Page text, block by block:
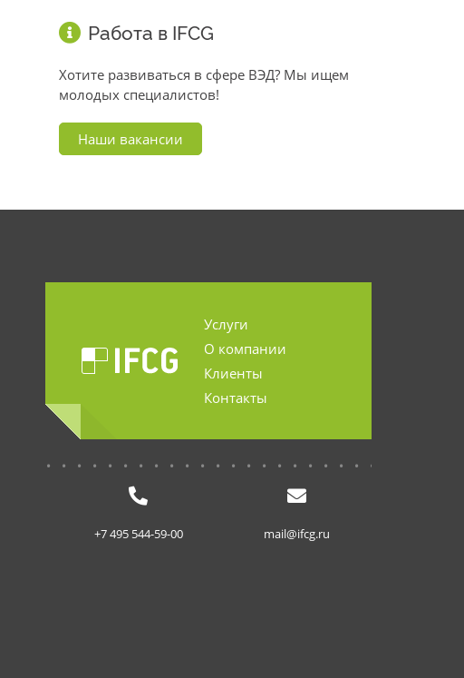
Работа в IFCG
Хотите развиваться в сфере ВЭД? Мы ищем
молодых специалистов!
Наши вакансии
Услуги
О компании
Клиенты
Контакты
+7 495 544-59-00 mail@ifcg.ru